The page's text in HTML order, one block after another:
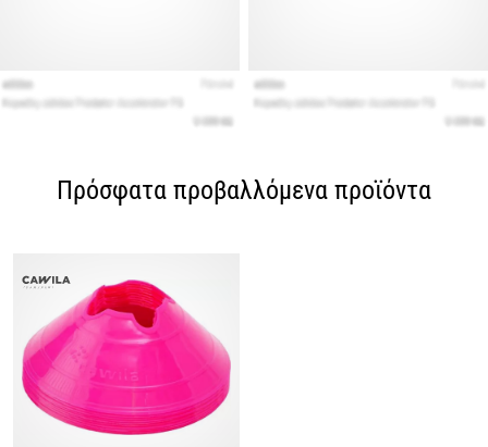
Πρόσφατα προβαλλόμενα προϊόντα